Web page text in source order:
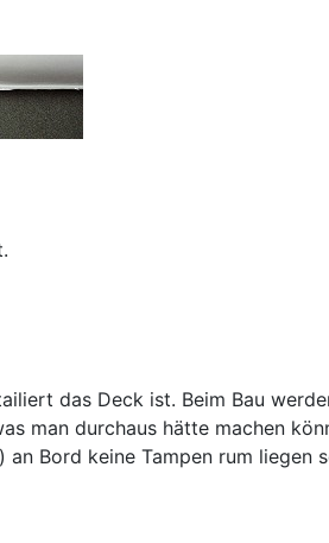
das Deck ist. Beim Bau
man durchaus hätte machen
Bord keine Tampen rum